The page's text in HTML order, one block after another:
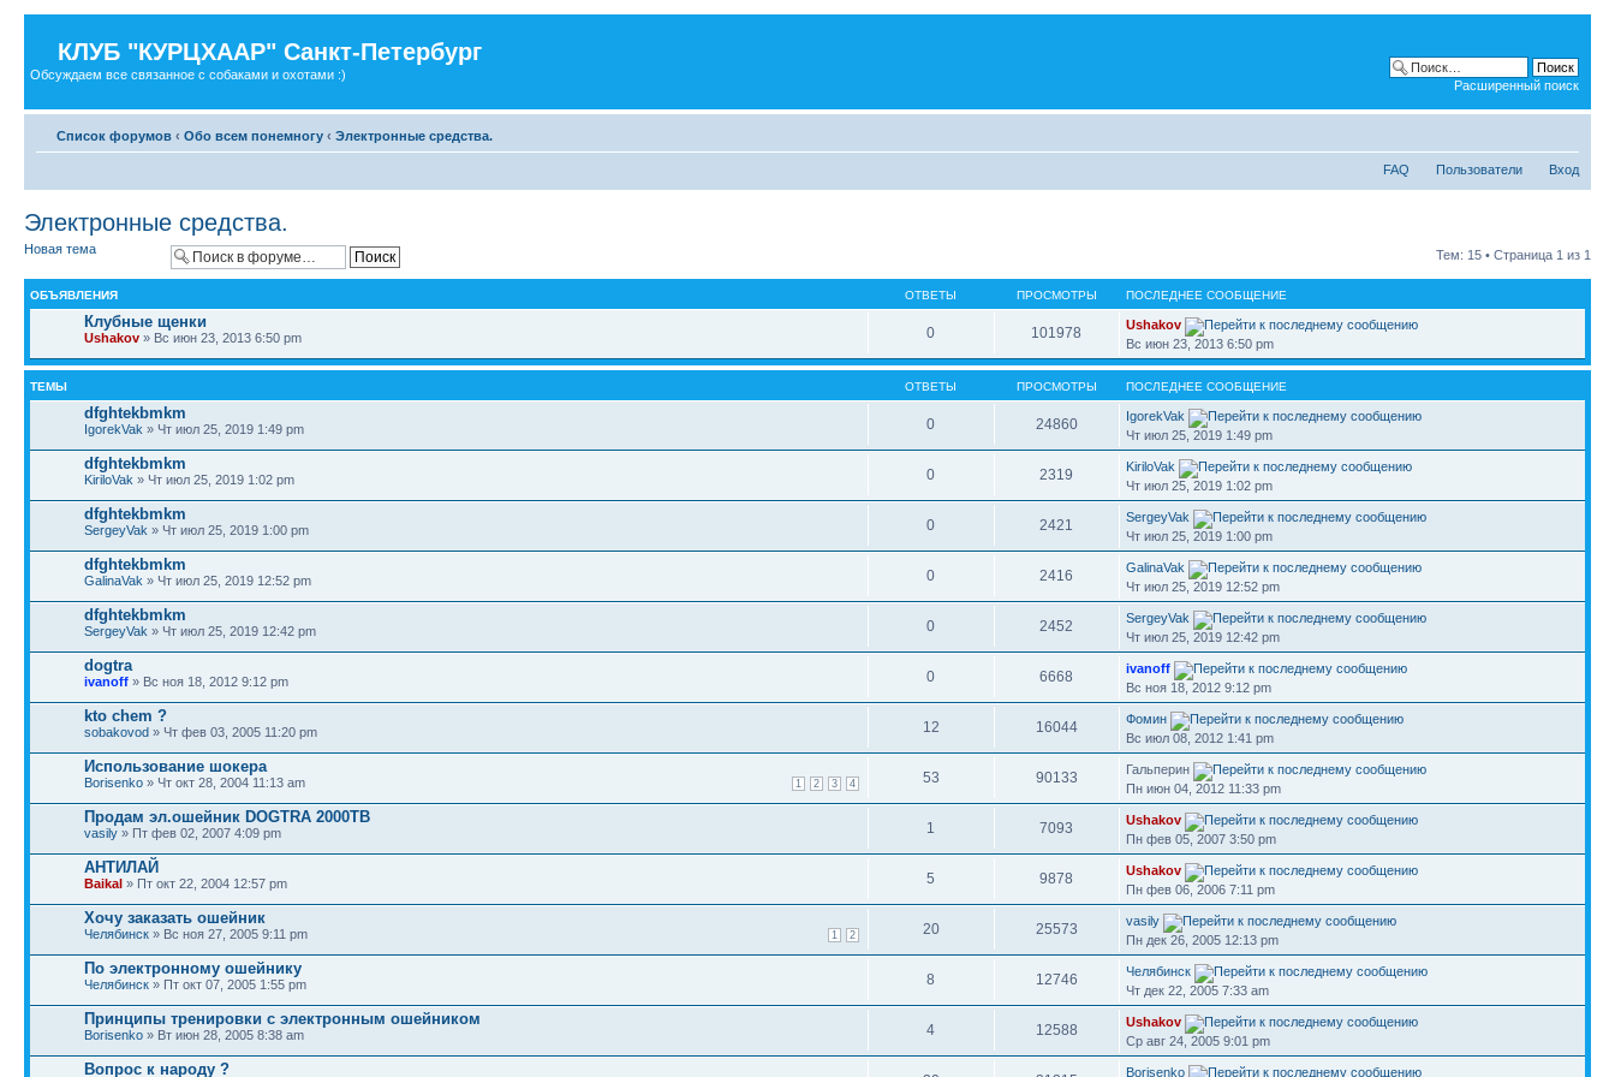
КЛУБ "КУРЦХААР" Санкт-Петербург
Обсуждаем все связанное с собаками и охотами :)
Расширенный поиск
Список форумов ‹ Обо всем понемногу ‹ Электронные средства.
FAQ Пользователи Вход
Электронные средства.
Новая тема Тем: 15 • Страница 1 из 1
ОБЪЯВЛЕНИЯ ОТВЕТЫ ПРОСМОТРЫ ПОСЛЕДНЕЕ СООБЩЕНИЕ
Клубные щенки
Ushakov » Вс июн 23, 2013 6:50 pm 0 101978
Ushakov
Вс июн 23, 2013 6:50 pm
ТЕМЫ ОТВЕТЫ ПРОСМОТРЫ ПОСЛЕДНЕЕ СООБЩЕНИЕ
dfghtekbmkm
IgorekVak » Чт июл 25, 2019 1:49 pm 0 24860
IgorekVak
Чт июл 25, 2019 1:49 pm
dfghtekbmkm
KiriloVak » Чт июл 25, 2019 1:02 pm 0 2319
KiriloVak
Чт июл 25, 2019 1:02 pm
dfghtekbmkm
SergeyVak » Чт июл 25, 2019 1:00 pm 0 2421
SergeyVak
Чт июл 25, 2019 1:00 pm
dfghtekbmkm
GalinaVak » Чт июл 25, 2019 12:52 pm 0 2416
GalinaVak
Чт июл 25, 2019 12:52 pm
dfghtekbmkm
SergeyVak » Чт июл 25, 2019 12:42 pm 0 2452
SergeyVak
Чт июл 25, 2019 12:42 pm
dogtra
ivanoff » Вс ноя 18, 2012 9:12 pm 0 6668
ivanoff
Вс ноя 18, 2012 9:12 pm
kto chem ?
sobakovod » Чт фев 03, 2005 11:20 pm 12 16044
Фомин
Вс июл 08, 2012 1:41 pm
Использование шокера
1 2 3 4
Borisenko » Чт окт 28, 2004 11:13 am 53 90133
Гальперин
Пн июн 04, 2012 11:33 pm
Продам эл.ошейник DOGTRA 2000TB
vasily » Пт фев 02, 2007 4:09 pm 1 7093
Ushakov
Пн фев 05, 2007 3:50 pm
АНТИЛАЙ
Baikal » Пт окт 22, 2004 12:57 pm 5 9878
Ushakov
Пн фев 06, 2006 7:11 pm
Хочу заказать ошейник
1 2
Челябинск » Вс ноя 27, 2005 9:11 pm 20 25573
vasily
Пн дек 26, 2005 12:13 pm
По электронному ошейнику
Челябинск » Пт окт 07, 2005 1:55 pm 8 12746
Челябинск
Чт дек 22, 2005 7:33 am
Принципы тренировки с электронным ошейником
Borisenko » Вт июн 28, 2005 8:38 am 4 12588
Ushakov
Ср авг 24, 2005 9:01 pm
Вопрос к народу ? Borisenko